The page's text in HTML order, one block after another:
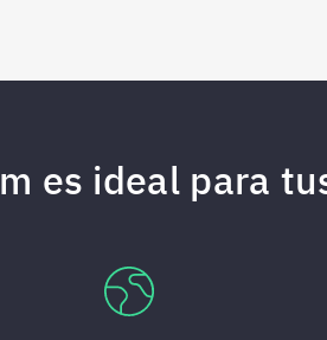
es ideal para